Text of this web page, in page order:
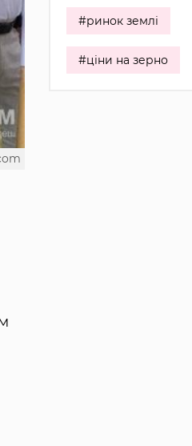
#ринок землі
#ціни на зерно